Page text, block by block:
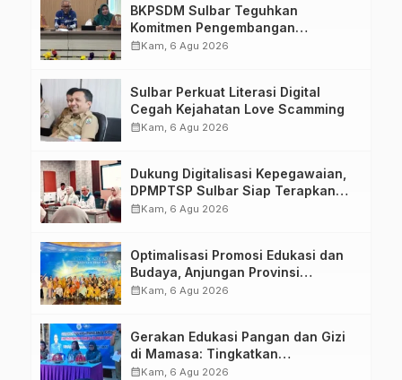
BKPSDM Sulbar Teguhkan
Komitmen Pengembangan
Kompetensi ASN melalui
calendar_monthKam, 6 Agu 2026
Sulbar Perkuat Literasi Digital
Cegah Kejahatan Love Scamming
calendar_monthKam, 6 Agu 2026
Dukung Digitalisasi Kepegawaian,
DPMPTSP Sulbar Siap Terapkan
Aplikasi FLEKSI ASN
calendar_monthKam, 6 Agu 2026
Optimalisasi Promosi Edukasi dan
Budaya, Anjungan Provinsi
Sulawesi Barat Perkuat Kolaborasi
calendar_monthKam, 6 Agu 2026
Gerakan Edukasi Pangan dan Gizi
di Mamasa: Tingkatkan
Pengetahuan dan Keterampilan
calendar_monthKam, 6 Agu 2026